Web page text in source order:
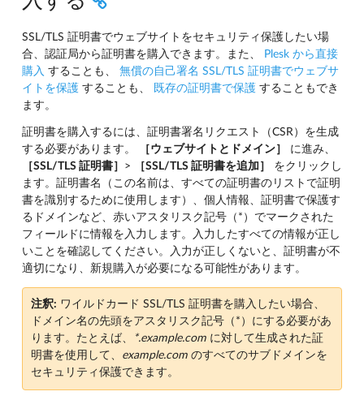
SSL/TLS 証明書でウェブサイトをセキュリティ保護したい場
合、認証局から証明書を購入できます。また、
Plesk から直接
購入 することも、 無償の自己署名 SSL/TLS 証明書でウェブサ
イトを保護 することも、 既存の証明書で保護 することもでき
ます。
証明書を購入するには、証明書署名リクエスト（CSR）を生成
する必要があります。
［ウェブサイトとドメイン］
に進み、
［SSL/TLS 証明書］ > ［SSL/TLS 証明書を追加］
をクリックし
ます。証明書名（この名前は、すべての証明書のリストで証明
書を識別するために使用します）、個人情報、証明書で保護す
るドメインなど、赤いアスタリスク記号（*）でマークされた
フィールドに情報を入力します。入力したすべての情報が正し
いことを確認してください。入力が正しくないと、証明書が不
適切になり、新規購入が必要になる可能性があります。
注釈: ワイルドカード SSL/TLS 証明書を購入したい場合、
ドメイン名の先頭をアスタリスク記号（*）にする必要があ
ります。たとえば、
*.example.com に対して生成された証
明書を使用して、 example.com のすべてのサブドメインを
セキュリティ保護できます。